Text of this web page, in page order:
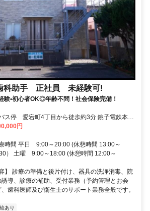
科助手 正社員 未経験可!
験•初心者OK◎年齢不問！社会保険完備！
円
時間 平日 9:00～20:00 (休憩時間 13:00～
） 土曜 9:00～18:00 (休憩時間 12:00～
】 診療の準備と後片付け、器具の洗浄消毒、院
導、診療の補助、受付業務（予約管理とお会
歯科医師及び衛生士のサポート業務全般です。
あり